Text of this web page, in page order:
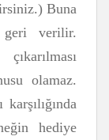
Buna
geri verilir.
olamaz.
hediye